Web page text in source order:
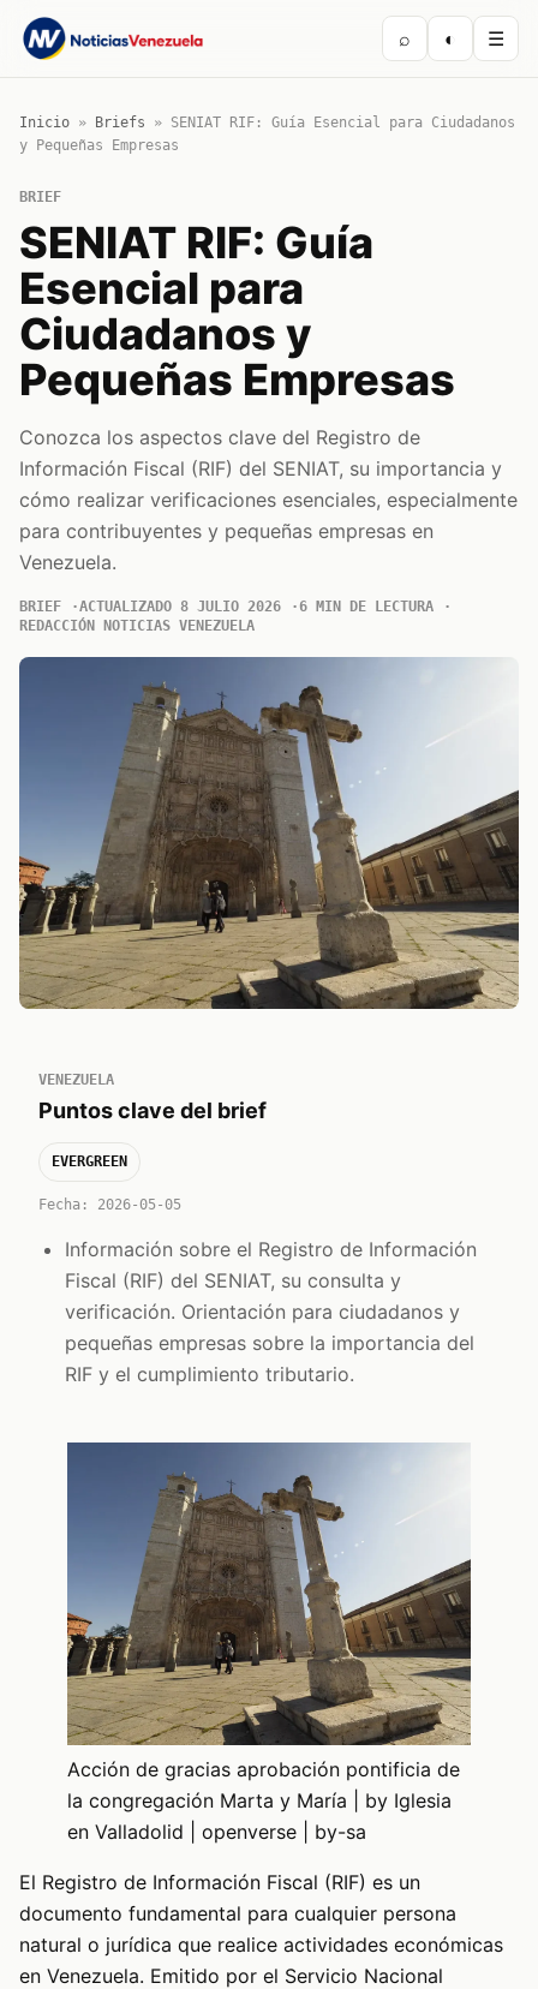
⌕ ◐ ☰
Inicio » Briefs » SENIAT RIF: Guía Esencial para Ciudadanos
y Pequeñas Empresas
BRIEF
SENIAT RIF: Guía
Esencial para
Ciudadanos y
Pequeñas Empresas
Conozca los aspectos clave del Registro de
Información Fiscal (RIF) del SENIAT, su importancia y
cómo realizar verificaciones esenciales, especialmente
para contribuyentes y pequeñas empresas en
Venezuela.
BRIEF ACTUALIZADO 8 JULIO 2026
6 MIN DE LECTURA
REDACCIÓN NOTICIAS VENEZUELA
VENEZUELA
Puntos clave del brief
EVERGREEN
Fecha: 2026-05-05
Información sobre el Registro de Información
Fiscal (RIF) del SENIAT, su consulta y
verificación. Orientación para ciudadanos y
pequeñas empresas sobre la importancia del
RIF y el cumplimiento tributario.
Acción de gracias aprobación pontificia de
la congregación Marta y María | by Iglesia
en Valladolid | openverse | by-sa
El Registro de Información Fiscal (RIF) es un
documento fundamental para cualquier persona
natural o jurídica que realice actividades económicas
en Venezuela. Emitido por el Servicio Nacional